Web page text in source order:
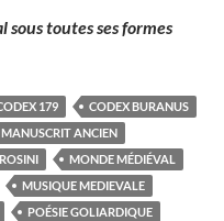
toutes ses formes
179
CODEX BURANUS
MANUSCRIT ANCIEN
MONDE MÉDIÉVAL
MUSIQUE MEDIEVALE
POÉSIE GOLIARDIQUE